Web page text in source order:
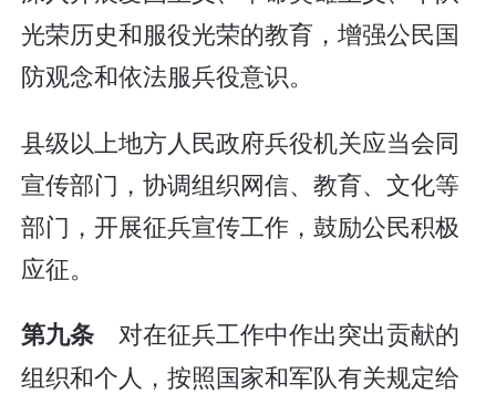
光荣历史和服役光荣的教育，增强公民国
防观念和依法服兵役意识。
县级以上地方人民政府兵役机关应当会同
宣传部门，协调组织网信、教育、文化等
部门，开展征兵宣传工作，鼓励公民积极
应征。
第九条 对在征兵工作中作出突出贡献的
组织和个人，按照国家和军队有关规定给